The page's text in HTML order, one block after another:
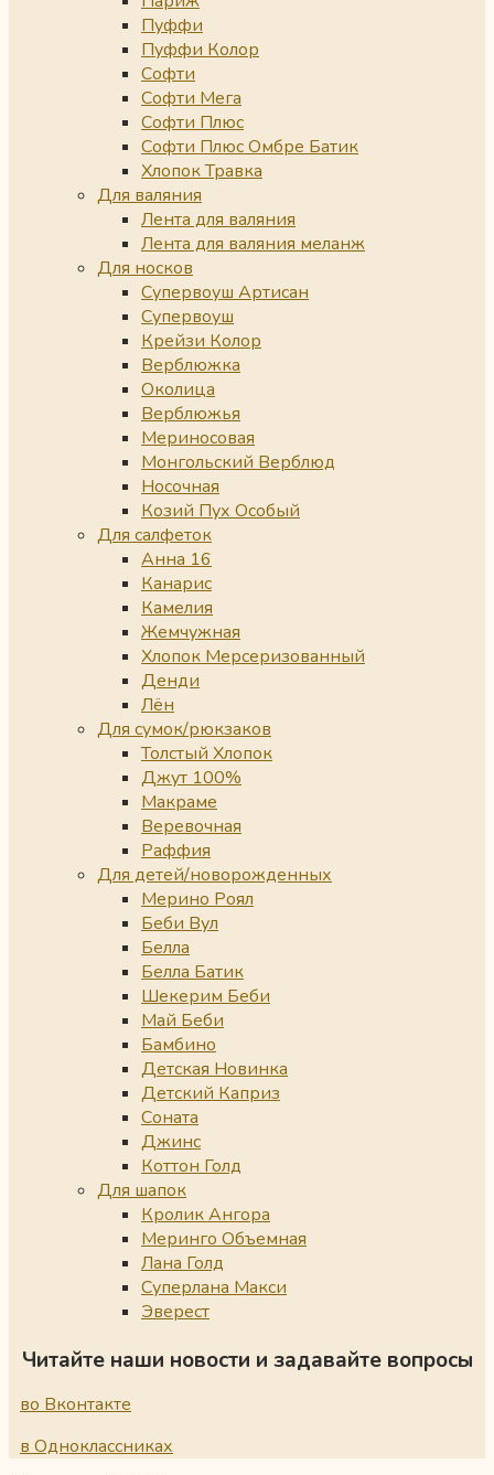
Пуффи
Пуффи Колор
Софти
Софти Мега
Софти Плюс
Софти Плюс Омбре Батик
Хлопок Травка
Для валяния
Лента для валяния
Лента для валяния меланж
Для носков
Супервоуш Артисан
Супервоуш
Крейзи Колор
Верблюжка
Околица
Верблюжья
Мериносовая
Монгольский Верблюд
Носочная
Козий Пух Особый
Для салфеток
Анна 16
Канарис
Камелия
Жемчужная
Хлопок Мерсеризованный
Денди
Лён
Для сумок/рюкзаков
Толстый Хлопок
Джут 100%
Макраме
Веревочная
Раффия
Для детей/новорожденных
Мерино Роял
Беби Вул
Белла
Белла Батик
Шекерим Беби
Май Беби
Бамбино
Детская Новинка
Детский Каприз
Соната
Джинс
Коттон Голд
Для шапок
Кролик Ангора
Меринго Объемная
Лана Голд
Суперлана Макси
Эверест
Читайте наши новости и задавайте вопросы
во Вконтакте
в Одноклассниках